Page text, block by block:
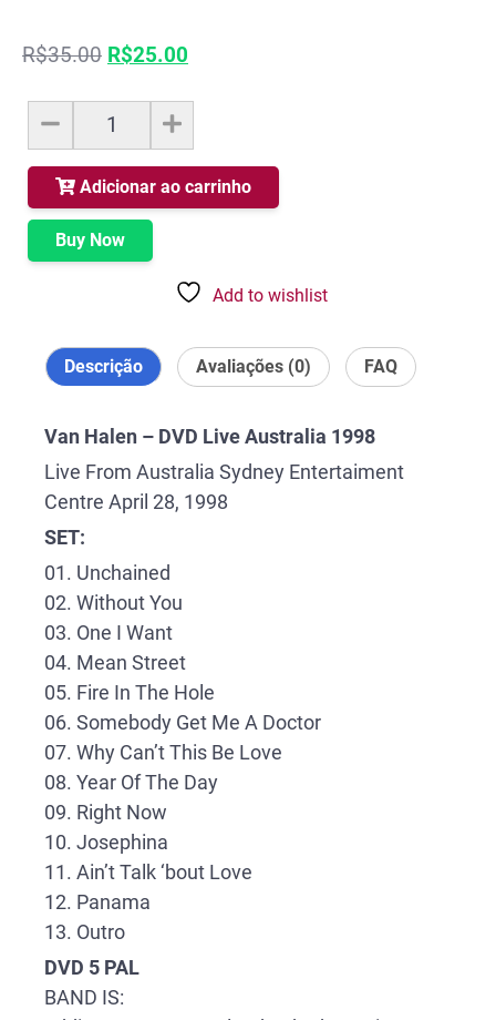
R$35.00 O
original
era:
R$35.00.
R$25.00
atual
R$25.00.
-
DVD
Live
Australia
1998
Adicionar ao carrinho
Buy Now
Add to wishlist
Descrição Avaliações (0) FAQ
Van Halen – DVD Live Australia 1998
Live From Australia Sydney Entertaiment
Centre April 28, 1998
SET:
01. Unchained
02. Without You
03. One I Want
04. Mean Street
05. Fire In The Hole
06. Somebody Get Me A Doctor
07. Why Can’t This Be Love
08. Year Of The Day
09. Right Now
10. Josephina
11. Ain’t Talk ‘bout Love
12. Panama
13. Outro
DVD 5 PAL
BAND IS: